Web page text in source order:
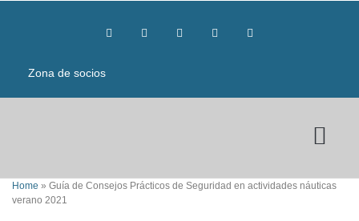
Zona de socios
Home » Guía de Consejos Prácticos de Seguridad en actividades náuticas
verano 2021